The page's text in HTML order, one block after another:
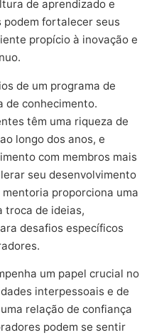
de aprendizado e
podem fortalecer seus
propício à inovação e
de um programa de
de conhecimento.
têm uma riqueza de
longo dos anos, e
com membros mais
seu desenvolvimento
proporciona uma
troca de ideias,
desafios específicos
um papel crucial no
interpessoais e de
relação de confiança
podem se sentir